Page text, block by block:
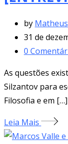
by
31 de
0
As questões
Silzantov para
Filosofia e em […]
Leia Mais